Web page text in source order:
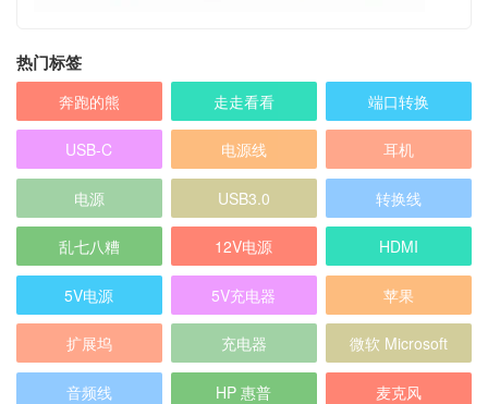
热门标签
奔跑的熊 走走看看 端口转换
USB-C 电源线 耳机
电源 USB3.0 转换线
乱七八糟 12V电源 HDMI
5V电源 5V充电器 苹果
扩展坞 充电器 微软 Microsoft
音频线 HP 惠普 麦克风